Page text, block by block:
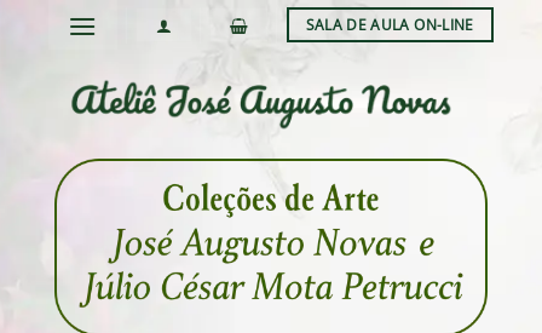
SALA DE AULA ON-LINE